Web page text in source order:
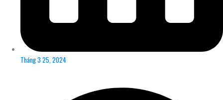
Tháng 3 25, 2024